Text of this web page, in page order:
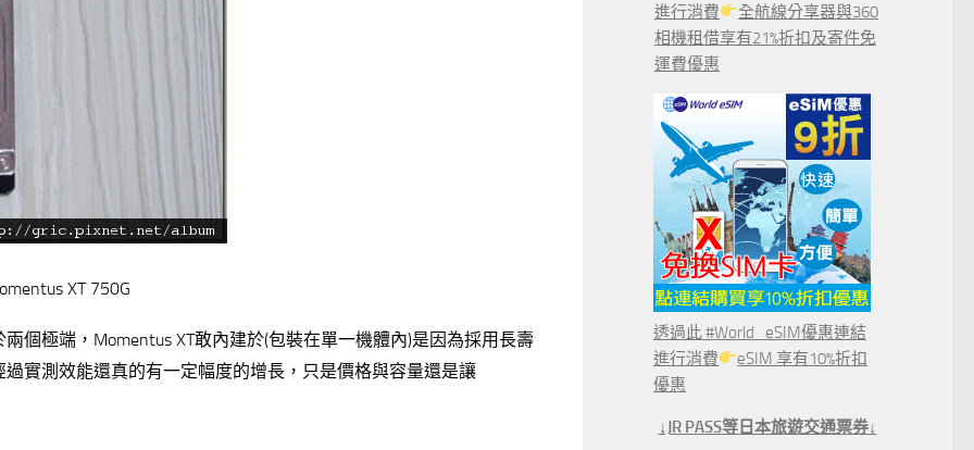
XT 750G
個極端，Momentus XT敢內建於(包裝在單一機體內)是因為採用長壽
過實測效能還真的有一定幅度的增長，只是價格與容量還是讓
進行消費
全航線分享器與360
相機租借享有21%折扣及寄件免
運費優惠
透過此 #World_eSIM優惠連結
進行消費
eSIM 享有10%折扣
優惠
↓JR PASS等日本旅遊交通票券↓